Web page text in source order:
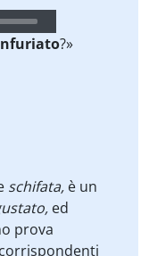
?»
schifata, è un
ed
prova